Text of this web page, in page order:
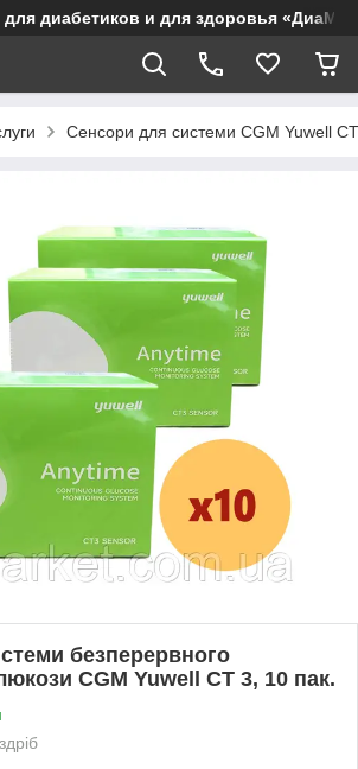
для диабетиков и для здоровья
Сенсори для системи CGM Yuwell
безперервного
CGM Yuwell CT 3, 10 пак.